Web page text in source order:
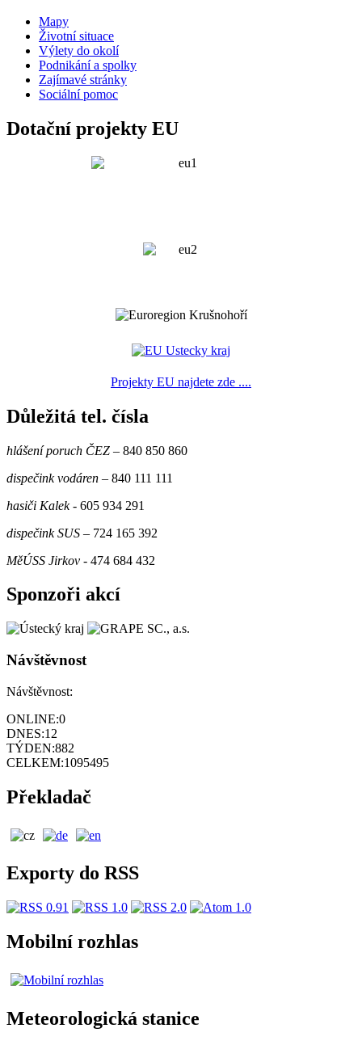
Mapy
Životní situace
Výlety do okolí
Podnikání a spolky
Zajímavé stránky
Sociální pomoc
Dotační projekty EU
Projekty EU najdete zde ....
Důležitá tel. čísla
hlášení poruch ČEZ – 840 850 860
dispečink vodáren – 840 111 111
hasiči Kalek- 605 934 291
dispečink SUS – 724 165 392
MěÚSS Jirkov - 474 684 432
Sponzoři akcí
Návštěvnost
Návštěvnost:
ONLINE:0
DNES:12
TÝDEN:882
CELKEM:1095495
Překladač
Exporty do RSS
Mobilní rozhlas
Meteorologická stanice